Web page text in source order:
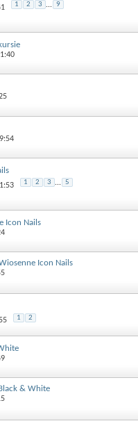
1 2 3 ... 9
1 2 3 ... 5
Icon Nails
Icon Nails
1 2
& White